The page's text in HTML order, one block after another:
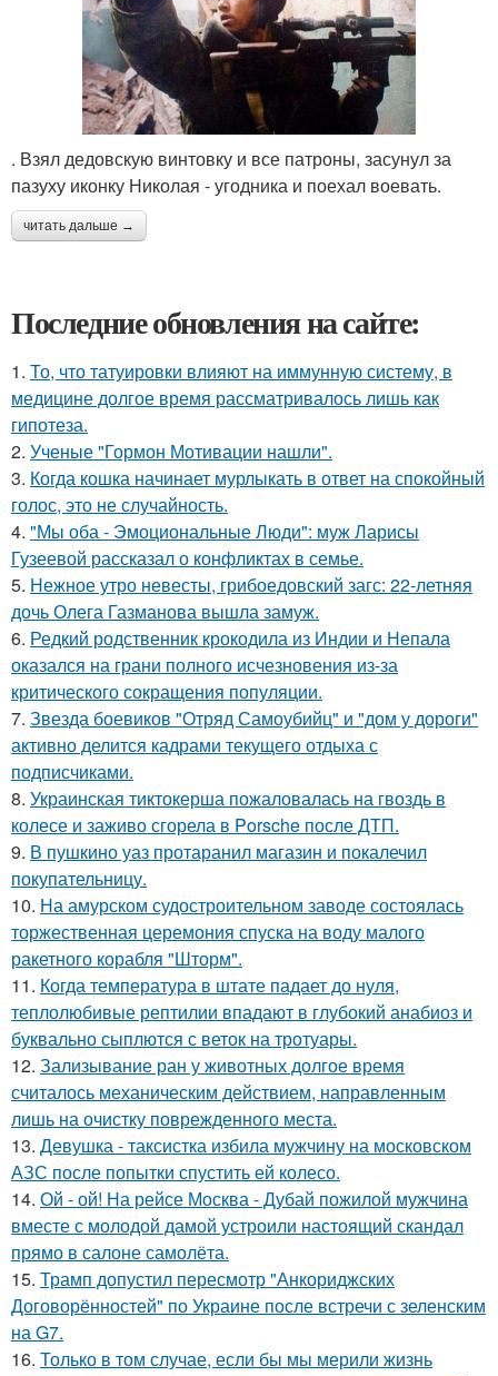
. Взял дедовскую винтовку и все патроны, засунул за
пазуху иконку Николая - угодника и поехал воевать.
читать дальше →
Последние обновления на сайте:
1. То, что татуировки влияют на иммунную систему, в
медицине долгое время рассматривалось лишь как
гипотеза.
2. Ученые "Гормон Мотивации нашли".
3. Когда кошка начинает мурлыкать в ответ на спокойный
голос, это не случайность.
4. "Мы оба - Эмоциональные Люди": муж Ларисы
Гузеевой рассказал о конфликтах в семье.
5. Нежное утро невесты, грибоедовский загс: 22-летняя
дочь Олега Газманова вышла замуж.
6. Редкий родственник крокодила из Индии и Непала
оказался на грани полного исчезновения из-за
критического сокращения популяции.
7. Звезда боевиков "Отряд Самоубийц" и "дом у дороги"
активно делится кадрами текущего отдыха с
подписчиками.
8. Украинская тиктокерша пожаловалась на гвоздь в
колесе и заживо сгорела в Porsche после ДТП.
9. В пушкино уаз протаранил магазин и покалечил
покупательницу.
10. На амурском судостроительном заводе состоялась
торжественная церемония спуска на воду малого
ракетного корабля "Шторм".
11. Когда температура в штате падает до нуля,
теплолюбивые рептилии впадают в глубокий анабиоз и
буквально сыплются с веток на тротуары.
12. Зализывание ран у животных долгое время
считалось механическим действием, направленным
лишь на очистку поврежденного места.
13. Девушка - таксистка избила мужчину на московском
АЗС после попытки спустить ей колесо.
14. Ой - ой! На рейсе Москва - Дубай пожилой мужчина
вместе с молодой дамой устроили настоящий скандал
прямо в салоне самолёта.
15. Трамп допустил пересмотр "Анкориджских
Договорённостей" по Украине после встречи с зеленским
на G7.
16. Только в том случае, если бы мы мерили жизнь